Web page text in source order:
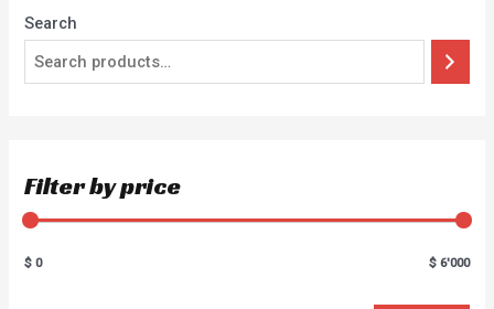
Search
Filter by price
$ 0 $ 6'000